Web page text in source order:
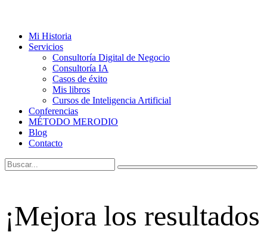
Mi Historia
Servicios
Consultoría Digital de Negocio
Consultoría IA
Casos de éxito
Mis libros
Cursos de Inteligencia Artificial
Conferencias
MÉTODO MERODIO
Blog
Contacto
¡Mejora los resultados